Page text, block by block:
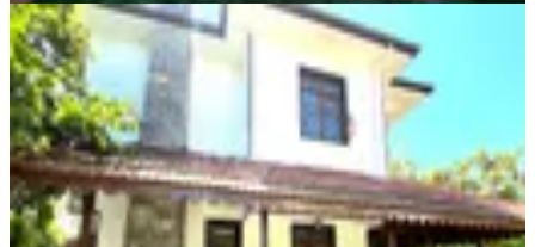
YENİ
Şile Kumbaba Mahallesinde Eşyalı
Kiralık 3+1 Villa
Şile, Kumbaba Mahallesi
3+1·130 m² 08.08.2026
65.000 ₺